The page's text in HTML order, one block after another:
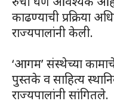
काढण्याची प्रक्रिया
राज्यपालांनी केली.
‘आगम’ संस्थेच्या
पुस्तके व साहित्य
राज्यपालांनी सांगितले.